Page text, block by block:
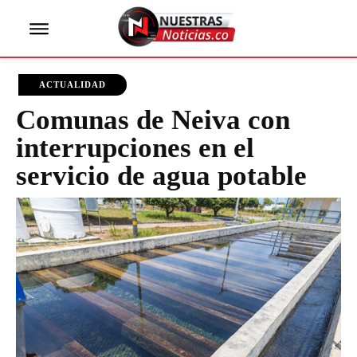
ACTUALIDAD
Comunas de Neiva con
interrupciones en el
servicio de agua potable